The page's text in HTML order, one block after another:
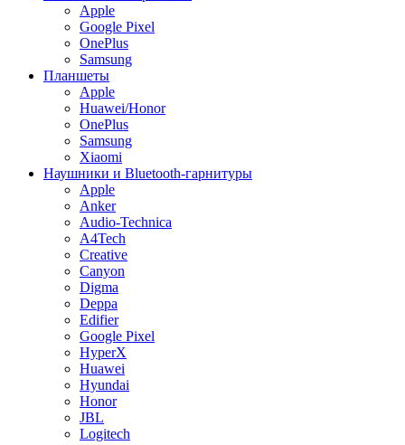
Apple
Google Pixel
OnePlus
Samsung
Планшеты
Apple
Huawei/Honor
OnePlus
Samsung
Xiaomi
Наушники и Bluetooth-гарнитуры
Apple
Anker
Audio-Technica
A4Tech
Creative
Canyon
Digma
Deppa
Edifier
Google Pixel
HyperX
Huawei
Hyundai
Honor
JBL
Logitech